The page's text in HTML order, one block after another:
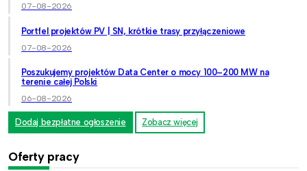
07-08-2026
Portfel projektów PV | SN, krótkie trasy przyłączeniowe
07-08-2026
Poszukujemy projektów Data Center o mocy 100–200 MW na
terenie całej Polski
06-08-2026
Dodaj bezpłatne ogłoszenie Zobacz więcej
Oferty pracy